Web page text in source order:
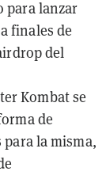
para lanzar
finales de
del
Kombat se
de
la misma,